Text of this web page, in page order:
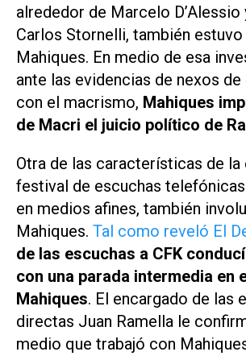
alrededor de Marcelo D’Alessio
Carlos Stornelli, también
Mahiques. En medio de esa
ante las evidencias de nexos de
con el macrismo, Mahiques
de Macri el juicio político de
Otra de las características de la
festival de escuchas
en medios afines, también
Mahiques. Tal como reveló El
de las escuchas a CFK
con una parada intermedia en
Mahiques. El encargado de las
directas Juan Ramella le
medio que trabajó con